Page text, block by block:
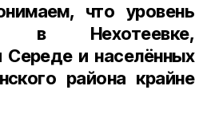
что уровень
в Нехотеевке,
Середе и населённых
района крайне